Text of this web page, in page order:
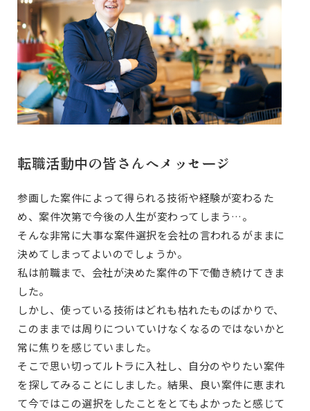
転職活動中の皆さんへメッセージ
参画した案件によって得られる技術や経験が変わるた
め、案件次第で今後の人生が変わってしまう…。
そんな非常に大事な案件選択を会社の言われるがままに
決めてしまってよいのでしょうか。
私は前職まで、会社が決めた案件の下で働き続けてきま
した。
しかし、使っている技術はどれも枯れたものばかりで、
このままでは周りについていけなくなるのではないかと
常に焦りを感じていました。
そこで思い切ってルトラに入社し、自分のやりたい案件
を探してみることにしました。結果、良い案件に恵まれ
て今ではこの選択をしたことをとてもよかったと感じて